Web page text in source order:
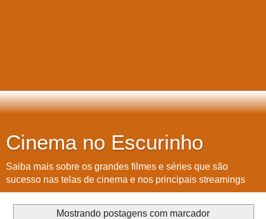
Cinema no Escurinho
Saiba mais sobre os grandes filmes e séries que são
sucesso nas telas de cinema e nos principais streamings
Mostrando postagens com marcador